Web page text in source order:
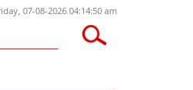
07-08-2026 04:14:50 am
Publik 2021